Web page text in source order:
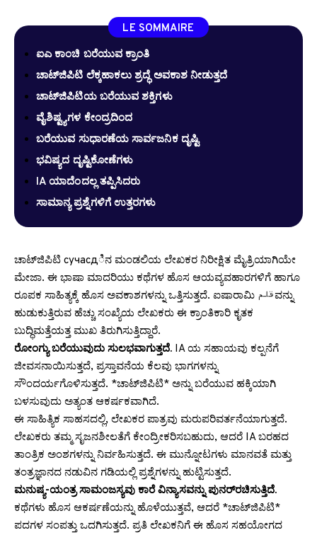
LE SOMMAIRE
ಐಎ ಕಾಂಚಿ ಬರೆಯುವ ಕ್ರಾಂತಿ
ಚಾಟ್‌ಜಿಪಿಟಿ ಲೆಕ್ಕಹಾಕಲು ಶ್ರದ್ಧೆ ಅವಕಾಶ ನೀಡುತ್ತದೆ
ಚಾಟ್‌ಜಿಪಿಟಿಯ ಬರೆಯುವ ಶಕ್ತಿಗಳು
ವೈಶಿಷ್ಟ್ಯಗಳ ಕೇಂದ್ರದಿಂದ
ಬರೆಯುವ ಸುಧಾರಣೆಯ ಸಾರ್ವಜನಿಕ ದೃಷ್ಟಿ
ಭವಿಷ್ಯದ ದೃಷ್ಟಿಕೋಣೆಗಳು
IA ಯಾದೆಂದಲ್ಲ ತಪ್ಪಿಸಿದರು
ಸಾಮಾನ್ಯ ಪ್ರಶ್ನೆಗಳಿಗೆ ಉತ್ತರಗಳು
ಚಾಟ್‌ಜಿಪಿಟಿ сучасдಿನ ಮಂಡಲಿಯ ಲೇಖಕರ ನಿರೀಕ್ಷಿತ ಮೈತ್ರಿಯಾಗಿಯೇ
ಮೇಜಾ. ಈ ಭಾಷಾ ಮಾದರಿಯು ಕಥೆಗಳ ಹೊಸ ಆಯವ್ಯವಹಾರಗಳಿಗೆ ಹಾಗೂ
ರೂಪಕ ಸಾಹಿತ್ಯಕ್ಕೆ ಹೊಸ ಅವಕಾಶಗಳನ್ನು ಒತ್ತಿಸುತ್ತದೆ. ಐಷಾರಾಮಿ قلمವನ್ನು
ಹುಡುಕುತ್ತಿರುವ ಹೆಚ್ಚು ಸಂಖ್ಯೆಯ ಲೇಖಕರು ಈ ಕ್ರಾಂತಿಕಾರಿ ಕೃತಕ
ಬುದ್ಧಿಮತ್ತೆಯತ್ತ ಮುಖ ತಿರುಗಿಸುತ್ತಿದ್ದಾರೆ.
ರೋಂಗ್ಯು ಬರೆಯುವುದು ಸುಲಭವಾಗುತ್ತದೆ. IA ಯ ಸಹಾಯವು ಕಲ್ಪನೆಗೆ
ಜೀವಸನಾಯಿಸುತ್ತದೆ, ಪ್ರಸ್ತಾವನೆಯ ಕೆಲವು ಭಾಗಗಳನ್ನು
ಸೌಂದರ್ಯಗೊಳಿಸುತ್ತದೆ. *ಚಾಟ್‌ಜಿಪಿಟಿ* ಅನ್ನು ಬರೆಯುವ ಹಕ್ಕಿಯಾಗಿ
ಬಳಸುವುದು ಅತ್ಯಂತ ಆಕರ್ಷಕವಾಗಿದೆ.
ಈ ಸಾಹಿತ್ಯಿಕ ಸಾಹಸದಲ್ಲಿ, ಲೇಖಕರ ಪಾತ್ರವು ಮರುಪರಿವರ್ತನೆಯಾಗುತ್ತದೆ.
ಲೇಖಕರು ತಮ್ಮ ಸೃಜನಶೀಲತೆಗೆ ಕೇಂದ್ರೀಕರಿಸಬಹುದು, ಆದರೆ IA ಬರಹದ
ತಾಂತ್ರಿಕ ಅಂಶಗಳನ್ನು ನಿರ್ವಹಿಸುತ್ತದೆ. ಈ ಮುನ್ನೋಟಗಳು ಮಾನವತೆ ಮತ್ತು
ತಂತ್ರಜ್ಞಾನದ ನಡುವಿನ ಗಡಿಯಲ್ಲಿ ಪ್ರಶ್ನೆಗಳನ್ನು ಹುಟ್ಟಿಸುತ್ತದೆ.
ಮನುಷ್ಯ-ಯಂತ್ರ ಸಾಮಂಜಸ್ಯವು ಕಾರೆ ವಿನ್ಯಾಸವನ್ನು ಪುನರ್‌ರಚಿಸುತ್ತಿದೆ.
ಕಥೆಗಳು ಹೊಸ ಆಕರ್ಷಣೆಯನ್ನು ಹೊಳೆಯುತ್ತವೆ, ಆದರೆ *ಚಾಟ್‌ಜಿಪಿಟಿ*
ಪದಗಳ ಸಂಪತ್ತು ಒದಗಿಸುತ್ತದೆ. ಪ್ರತಿ ಲೇಖಕನಿಗೆ ಈ ಹೊಸ ಸಹಯೋಗದ